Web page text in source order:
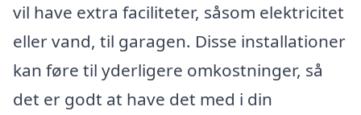
vil have extra faciliteter, såsom elektricitet
eller vand, til garagen. Disse installationer
kan føre til yderligere omkostninger, så
det er godt at have det med i din